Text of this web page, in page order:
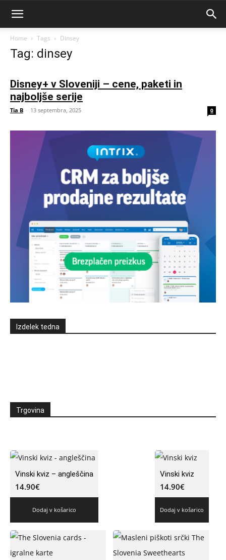
Home Tags Dinsey
Tag: dinsey
Disney+ v Sloveniji – cene, paketi in
najboljše serije
Tia B - 13 septembra, 2025 0
Izdelek tedna
Trgovina
Vinski kviz – angleščina
14.90€
Dodaj v košarico
Vinski kviz
14.90€
Dodaj v košarico